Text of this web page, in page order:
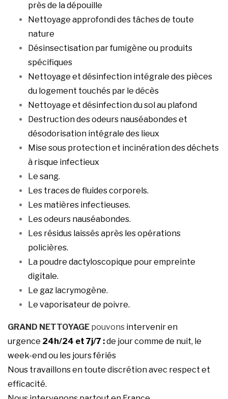
près de la dépouille
Nettoyage approfondi des tâches de toute
nature
Désinsectisation par fumigène ou produits
spécifiques
Nettoyage et désinfection intégrale des pièces
du logement touchés par le décès
Nettoyage et désinfection du sol au plafond
Destruction des odeurs nauséabondes et
désodorisation intégrale des lieux
Mise sous protection et incinération des déchets
à risque infectieux
Le sang.
Les traces de fluides corporels.
Les matières infectieuses.
Les odeurs nauséabondes.
Les résidus laissés après les opérations
policières.
La poudre dactyloscopique pour empreinte
digitale.
Le gaz lacrymogène.
Le vaporisateur de poivre.
GRAND NETTOYAGE pouvons intervenir en
urgence 24h/24 et 7j/7 :de jour comme de nuit, le
week-end ou les jours fériés
Nous travaillons en toute discrétion avec respect et
efficacité.